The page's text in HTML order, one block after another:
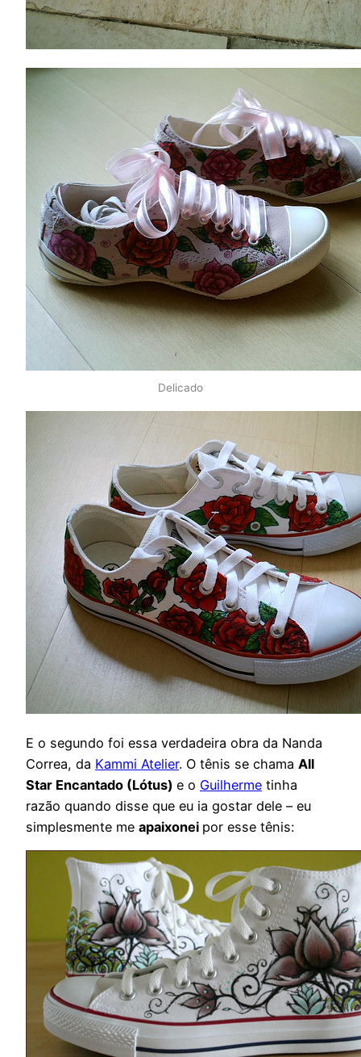
Delicado
E o segundo foi essa verdadeira obra da Nanda
Correa, da Kammi Atelier. O tênis se chama All
Star Encantado (Lótus) e o Guilherme tinha
razão quando disse que eu ia gostar dele – eu
simplesmente me apaixonei por esse tênis: